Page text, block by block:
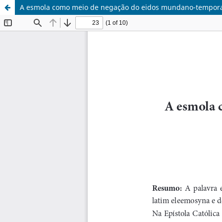
A esmola como meio de negação do eidos mundano-